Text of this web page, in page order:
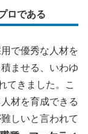
ロである
で優秀な人材を
ませる、いわゆ
てきました。こ
材を育成できる
しいと言われて